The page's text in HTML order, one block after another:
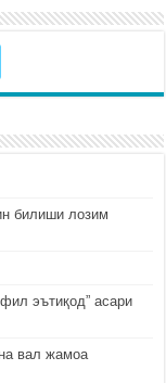
лозим
эътиқод” асари
вал жамоа